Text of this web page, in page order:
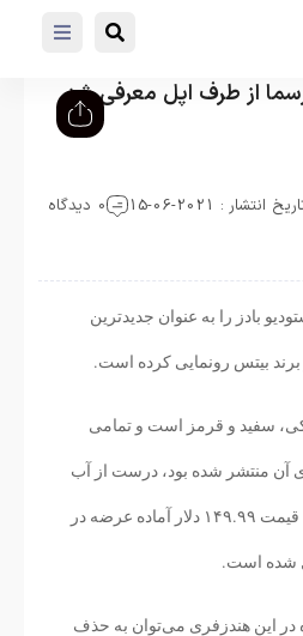
از طرف اپل معرفی شد
انتشار : 2021-06-15
0 دیدگاه
بادز را به عنوان جدیدترین
بیتس رونمایی کرده است.
سفید و قرمز است و تمامی
آن منتشر شده بود، درست از آب
درآمده است. این هندزفری با قیمت ۱۴۹.۹۹ دلار آماده عرضه در
شده است.
در این هندزفری می‌توان به حذف